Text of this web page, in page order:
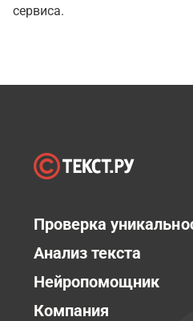
сервиса.
Проверка
Анализ текста
Нейропомощник
Компания